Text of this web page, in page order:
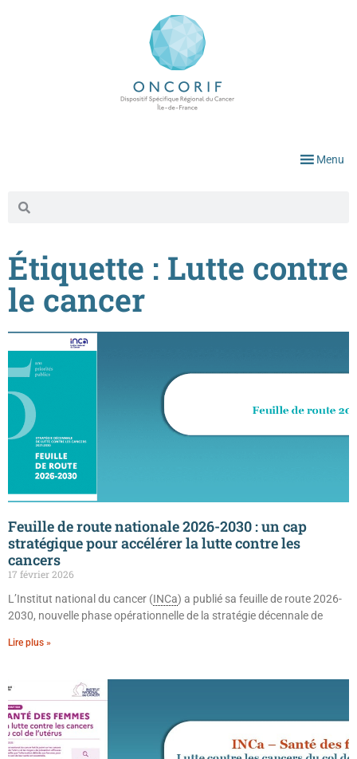
Menu
Étiquette : Lutte contre
le cancer
Feuille de route nationale 2026-2030 : un cap
stratégique pour accélérer la lutte contre les
cancers
17 février 2026
L’Institut national du cancer (INCa) a publié sa feuille de route 2026-
2030, nouvelle phase opérationnelle de la stratégie décennale de
Lire plus »